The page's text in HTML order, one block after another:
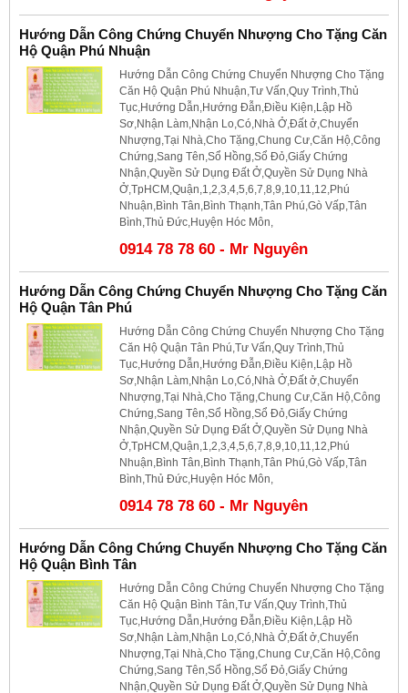
Hướng Dẫn Công Chứng Chuyển Nhượng Cho Tặng Căn
Hộ Quận Phú Nhuận
Hướng Dẫn Công Chứng Chuyển Nhượng Cho Tặng
Căn Hộ Quận Phú Nhuận,Tư Vấn,Quy Trình,Thủ
Tục,Hướng Dẫn,Hướng Đẫn,Điều Kiện,Lập Hồ
Sơ,Nhận Làm,Nhận Lo,Có,Nhà Ở,Đất ở,Chuyển
Nhượng,Tại Nhà,Cho Tặng,Chung Cư,Căn Hộ,Công
Chứng,Sang Tên,Sổ Hồng,Sổ Đỏ,Giấy Chứng
Nhận,Quyền Sử Dụng Đất Ở,Quyền Sử Dụng Nhà
Ở,TpHCM,Quận,1,2,3,4,5,6,7,8,9,10,11,12,Phú
Nhuận,Bình Tân,Bình Thạnh,Tân Phú,Gò Vấp,Tân
Bình,Thủ Đức,Huyện Hóc Môn,
0914 78 78 60 - Mr Nguyên
Hướng Dẫn Công Chứng Chuyển Nhượng Cho Tặng Căn
Hộ Quận Tân Phú
Hướng Dẫn Công Chứng Chuyển Nhượng Cho Tặng
Căn Hộ Quận Tân Phú,Tư Vấn,Quy Trình,Thủ
Tục,Hướng Dẫn,Hướng Đẫn,Điều Kiện,Lập Hồ
Sơ,Nhận Làm,Nhận Lo,Có,Nhà Ở,Đất ở,Chuyển
Nhượng,Tại Nhà,Cho Tặng,Chung Cư,Căn Hộ,Công
Chứng,Sang Tên,Sổ Hồng,Sổ Đỏ,Giấy Chứng
Nhận,Quyền Sử Dụng Đất Ở,Quyền Sử Dụng Nhà
Ở,TpHCM,Quận,1,2,3,4,5,6,7,8,9,10,11,12,Phú
Nhuận,Bình Tân,Bình Thạnh,Tân Phú,Gò Vấp,Tân
Bình,Thủ Đức,Huyện Hóc Môn,
0914 78 78 60 - Mr Nguyên
Hướng Dẫn Công Chứng Chuyển Nhượng Cho Tặng Căn
Hộ Quận Bình Tân
Hướng Dẫn Công Chứng Chuyển Nhượng Cho Tặng
Căn Hộ Quận Bình Tân,Tư Vấn,Quy Trình,Thủ
Tục,Hướng Dẫn,Hướng Đẫn,Điều Kiện,Lập Hồ
Sơ,Nhận Làm,Nhận Lo,Có,Nhà Ở,Đất ở,Chuyển
Nhượng,Tại Nhà,Cho Tặng,Chung Cư,Căn Hộ,Công
Chứng,Sang Tên,Sổ Hồng,Sổ Đỏ,Giấy Chứng
Nhận,Quyền Sử Dụng Đất Ở,Quyền Sử Dụng Nhà